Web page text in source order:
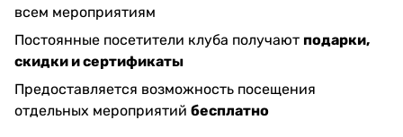
всем мероприятиям
Постоянные посетители клуба получают подарки,
скидки и сертификаты
Предоставляется возможность посещения
отдельных мероприятий бесплатно